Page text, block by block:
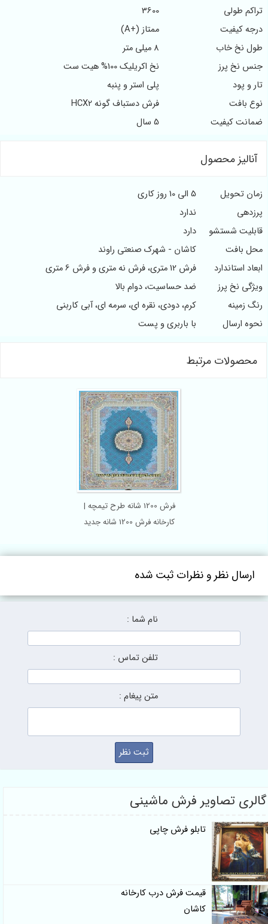
خاب
پرز
نخ اکریلیک 100% هیت ست
پلی استر و پنبه
فرش دستباف گونه HCX2
کیفیت
محصول
5 الی 10 روز کاری
شستشو
دارد
کاشان - شهرک صنعتی راوند
فرش 12 متری، فرش نه متری و فرش 6 متری
پرز
ضد حساسیت، دوام بالا
کرم، دودی، نقره ای، سرمه ای، آبی کاربنی
با باربری و پست
مرتبط
فرش 1200 شانه طرح تیمچه |
کارخانه فرش 1200 شانه جدید
نظر و نظرات ثبت شده
نام شما :
تلفن تماس :
متن پیغام :
تصاویر فرش ماشینی
تابلو فرش چاپی
قیمت فرش درب کارخانه
کاشان